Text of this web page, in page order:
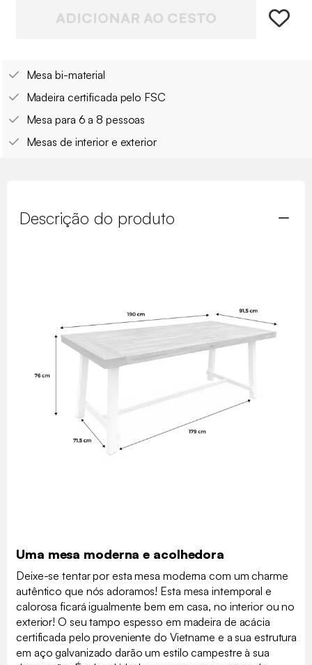
ADICIONAR AO CESTO
Mesa bi-material
Madeira certificada pelo FSC
Mesa para 6 a 8 pessoas
Mesas de interior e exterior
Descrição do produto
Uma mesa moderna e acolhedora
Deixe-se tentar por esta mesa moderna com um charme
autêntico que nós adoramos! Esta mesa intemporal e
calorosa ficará igualmente bem em casa, no interior ou no
exterior! O seu tampo espesso em madeira de acácia
certificada pelo proveniente do Vietname e a sua estrutura
em aço galvanizado darão um estilo campestre à sua